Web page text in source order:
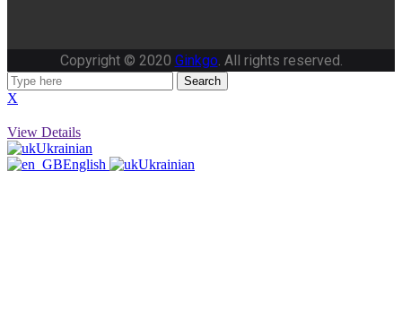
Copyright © 2020 Ginkgo . All rights reserved.
Search
X
View Details
Ukrainian
English
Ukrainian